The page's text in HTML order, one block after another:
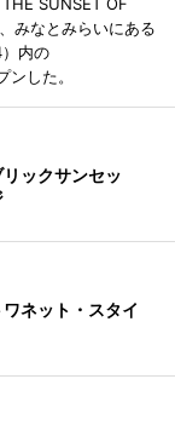
SUNSET OF
みなとみらいにある
内の
ンした。
ックサンセッ
ネット・スタイ